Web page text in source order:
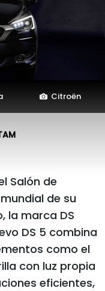
Citroën
Salón de
de su
la marca DS
DS 5 combina
como el
con luz propia
eficientes,